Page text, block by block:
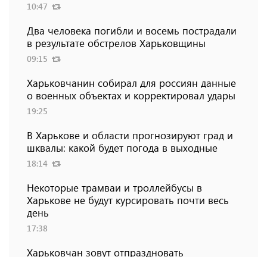
10:47
Два человека погибли и восемь пострадали
в результате обстрелов Харьковщины
09:15
Харьковчанин собирал для россиян данные
о военных объектах и ​​корректировал удары
19:25
В Харькове и области прогнозируют град и
шквалы: какой будет погода в выходные
18:14
Некоторые трамваи и троллейбусы в
Харькове не будут курсировать почти весь
день
17:38
Харьковчан зовут отпраздновать